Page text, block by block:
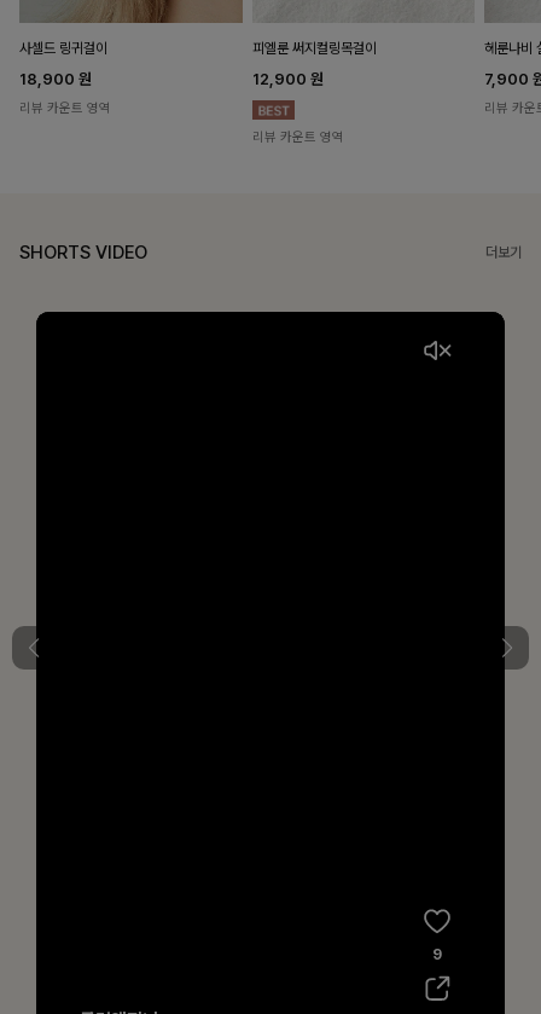
사셀드 링귀걸이
18,900 원
리뷰 카운트 영역
피엘룬 써지컬링목걸이
12,900 원
리뷰 카운트 영역
헤룬나비
7,900
리뷰 카운
SHORTS VIDEO 더보기